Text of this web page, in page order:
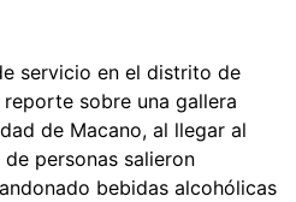
servicio en el distrito de
sobre una gallera
de Macano, al llegar al
personas salieron
bebidas alcohólicas